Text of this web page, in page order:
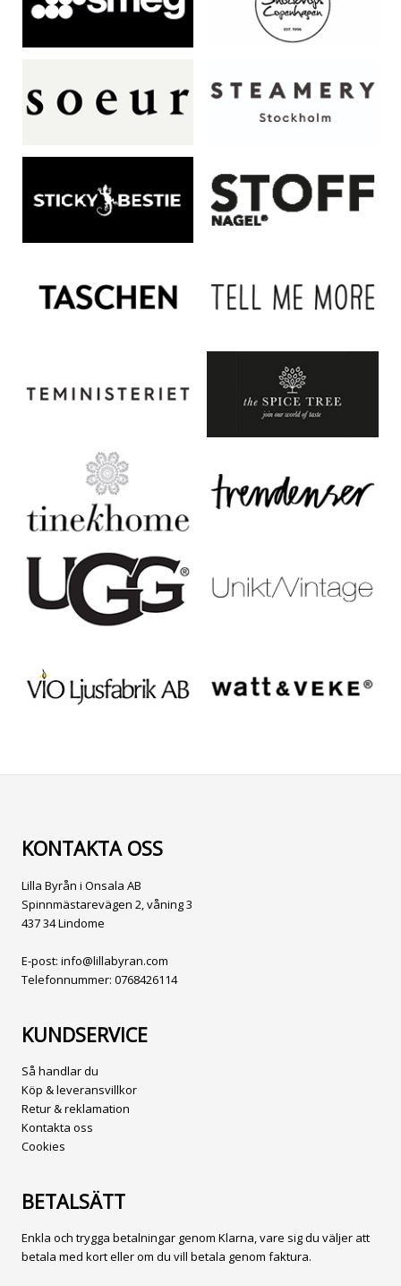
KONTAKTA OSS
Lilla Byrån i Onsala AB
Spinnmästarevägen 2, våning 3
437 34 Lindome
E-post: info@lillabyran.com
Telefonnummer: 0768426114
KUNDSERVICE
Så handlar du
Köp & leveransvillkor
Retur & reklamation
Kontakta oss
Cookies
BETALSÄTT
Enkla och trygga betalningar genom Klarna, vare sig du väljer att
betala med kort eller om du vill betala genom faktura.